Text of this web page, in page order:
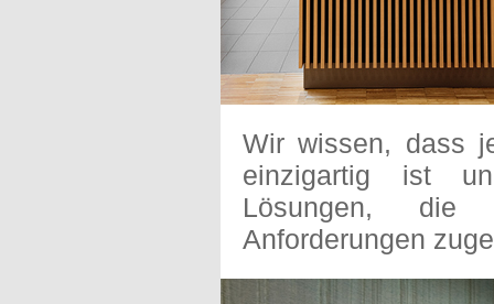
Wir wissen, dass
einzigartig ist
Lösungen, die
Anforderungen